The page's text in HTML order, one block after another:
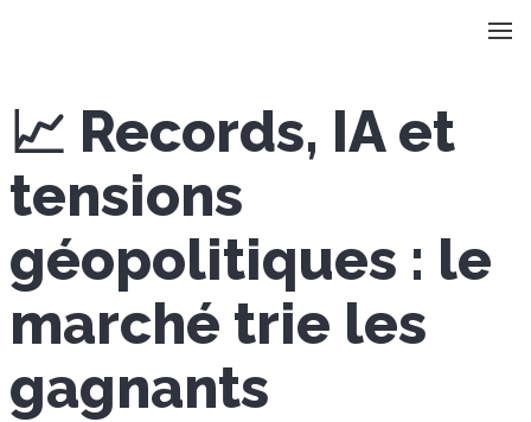
📈 Records, IA et
tensions
géopolitiques : le
marché trie les
gagnants